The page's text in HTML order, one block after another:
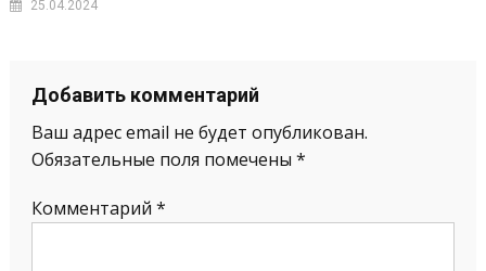
25.04.2024
Добавить комментарий
Ваш адрес email не будет опубликован.
Обязательные поля помечены *
Комментарий *